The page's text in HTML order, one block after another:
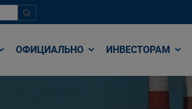
ОФИЦИАЛЬНО ИНВЕСТОРАМ